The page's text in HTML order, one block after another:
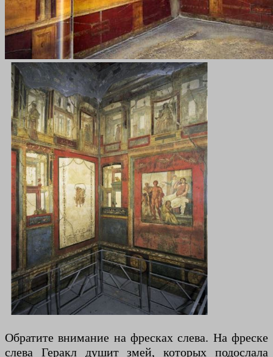
Обратите внимание на фресках слева. На фреске
слева Геракл душит змей, которых подослала